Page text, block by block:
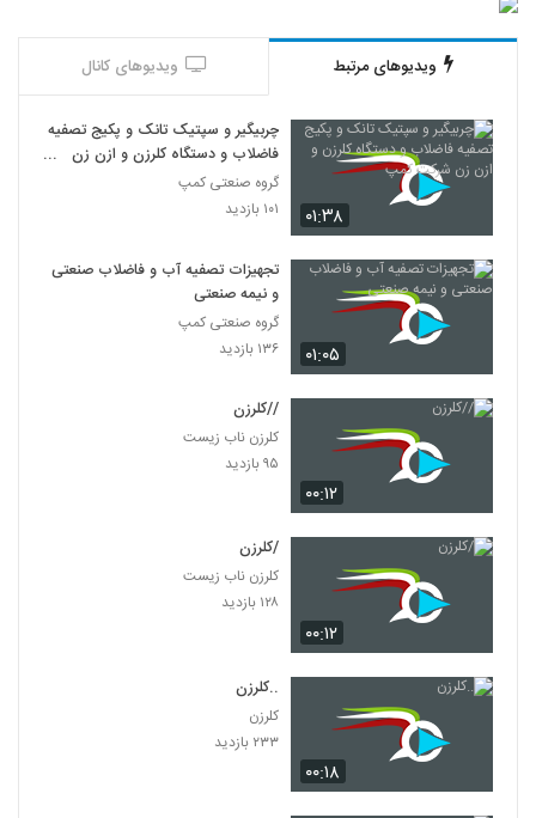
ویدیوهای مرتبط ویدیوهای کانال
۰۱:۳۸
چربیگیر و سپتیک تانک و پکیج تصفیه
فاضلاب و دستگاه کلرزن و ازن زن
شرکت کمپ
گروه صنعتی کمپ
۱۰۱ بازدید
۰۱:۰۵
تجهیزات تصفیه آب و فاضلاب صنعتی
و نیمه صنعتی
گروه صنعتی کمپ
۱۳۶ بازدید
۰۰:۱۲
//کلرزن
کلرزن ناب زیست
۹۵ بازدید
۰۰:۱۲
/کلرزن
کلرزن ناب زیست
۱۲۸ بازدید
۰۰:۱۸
..کلرزن
کلرزن
۲۳۳ بازدید